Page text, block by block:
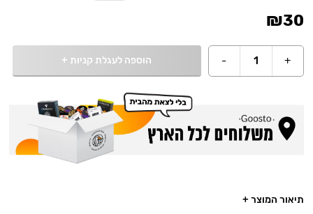
₪30
+
1
- הוספה לעגלת קניות +
תיאור המוצר +